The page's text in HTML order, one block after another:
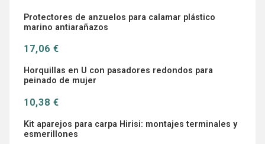
Protectores de anzuelos para calamar plástico
marino antiarañazos
17,06 €
Horquillas en U con pasadores redondos para
peinado de mujer
10,38 €
Kit aparejos para carpa Hirisi: montajes terminales y
esmerillones